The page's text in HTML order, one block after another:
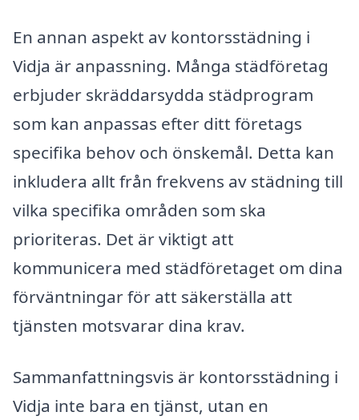
En annan aspekt av kontorsstädning i
Vidja är anpassning. Många städföretag
erbjuder skräddarsydda städprogram
som kan anpassas efter ditt företags
specifika behov och önskemål. Detta kan
inkludera allt från frekvens av städning till
vilka specifika områden som ska
prioriteras. Det är viktigt att
kommunicera med städföretaget om dina
förväntningar för att säkerställa att
tjänsten motsvarar dina krav.
Sammanfattningsvis är kontorsstädning i
Vidja inte bara en tjänst, utan en